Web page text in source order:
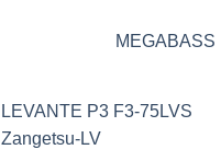
MEGABASS
LEVANTE P3 F3-75LVS
Zangetsu-LV